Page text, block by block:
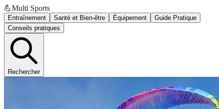
💪Multi Sports
Entraînement Santé et Bien-être Équipement
Guide Pratique
Conseils pratiques
Rechercher